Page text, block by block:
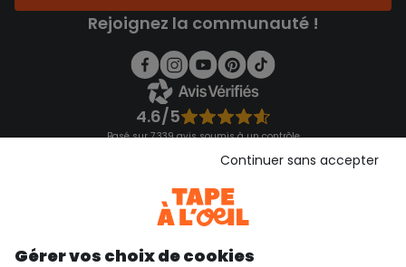
Rejoignez la communauté !
4.6/5
Basé sur 7 339 avis soumis à un contrôle
Consulter les CGU
Gérer vos choix de cookies
Continuer sans accepter